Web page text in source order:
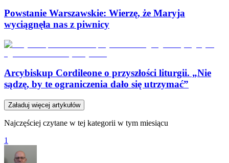
Powstanie Warszawskie: Wierzę, że Maryja
wyciągnęła nas z piwnicy
Arcybiskup Cordileone o przyszłości liturgii. „Nie
sądzę, by te ograniczenia dało się utrzymać”
Załaduj więcej artykułów
Najczęściej czytane w tej kategorii w tym miesiącu
1